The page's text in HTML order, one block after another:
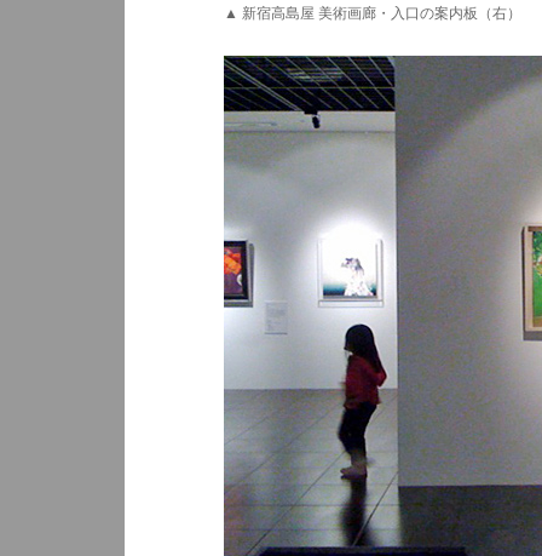
▲ 新宿高島屋 美術画廊・入口の案内板（右）